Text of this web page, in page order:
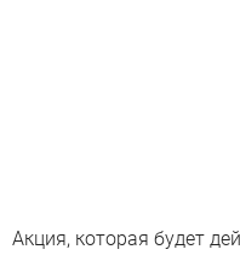
Акция, которая будет